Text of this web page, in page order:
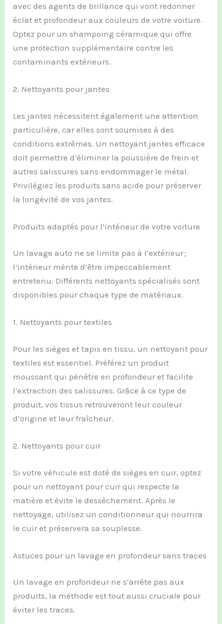
avec des agents de brillance qui vont redonner
éclat et profondeur aux couleurs de votre voiture.
Optez pour un shampoing céramique qui offre
une protection supplémentaire contre les
contaminants extérieurs.
2. Nettoyants pour jantes
Les jantes nécessitent également une attention
particulière, car elles sont soumises à des
conditions extrêmes. Un nettoyant jantes efficace
doit permettre d’éliminer la poussière de frein et
autres salissures sans endommager le métal.
Privilégiez les produits sans acide pour préserver
la longévité de vos jantes.
Produits adaptés pour l’intérieur de votre voiture
Un lavage auto ne se limite pas à l’extérieur ;
l’intérieur mérite d’être impeccablement
entretenu. Différents nettoyants spécialisés sont
disponibles pour chaque type de matériaux.
1. Nettoyants pour textiles
Pour les sièges et tapis en tissu, un nettoyant pour
textiles est essentiel. Préférez un produit
moussant qui pénètre en profondeur et facilite
l’extraction des salissures. Grâce à ce type de
produit, vos tissus retrouveront leur couleur
d’origine et leur fraîcheur.
2. Nettoyants pour cuir
Si votre véhicule est doté de sièges en cuir, optez
pour un nettoyant pour cuir qui respecte la
matière et évite le dessèchement. Après le
nettoyage, utilisez un conditionneur qui nourrira
le cuir et préservera sa souplesse.
Astuces pour un lavage en profondeur sans traces
Un lavage en profondeur ne s’arrête pas aux
produits, la méthode est tout aussi cruciale pour
éviter les traces.